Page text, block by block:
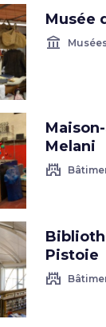
Musée
account_balance
Melani
castle
Pistoie
castle